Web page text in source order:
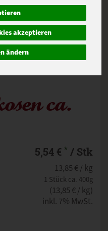
akzeptieren
ändern
ca.
5,54 € * / Stk
13,85 € / kg
1 Stück ca. 400g
(13,85 € / kg)
inkl. 7% MwSt.